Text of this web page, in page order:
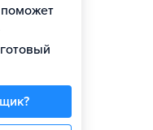
поможет